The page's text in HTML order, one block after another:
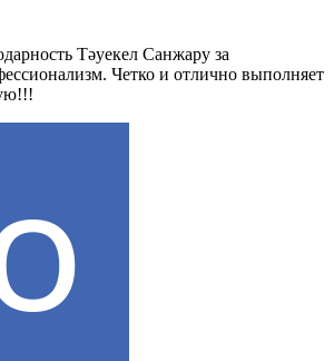
Тәуекел Санжару за
Четко и отлично выполняет